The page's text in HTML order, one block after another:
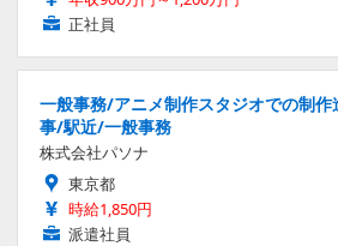
正社員
一般事務/アニメ制作スタジオでの制
事/駅近/一般事務
株式会社パソナ
東京都
時給1,850円
派遣社員